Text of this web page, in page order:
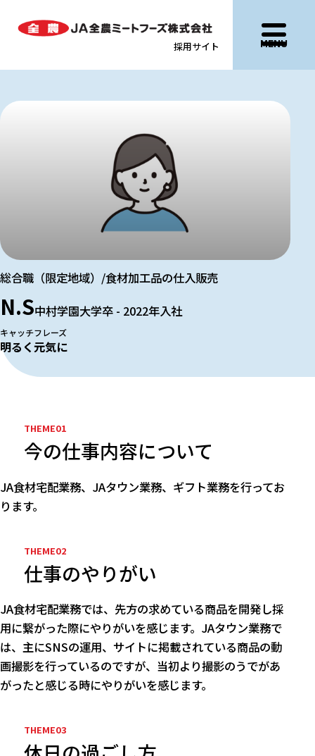
採用サイト MENU
総合職（限定地域）/食材加工品の仕入販売
N.S中村学園大学卒 - 2022年入社
キャッチフレーズ
明るく元気に
今の仕事内容について
JA食材宅配業務、JAタウン業務、ギフト業務を行ってお
ります。
仕事のやりがい
JA食材宅配業務では、先方の求めている商品を開発し採
用に繋がった際にやりがいを感じます。JAタウン業務で
は、主にSNSの運用、サイトに掲載されている商品の動
画撮影を行っているのですが、当初より撮影のうでがあ
がったと感じる時にやりがいを感じます。